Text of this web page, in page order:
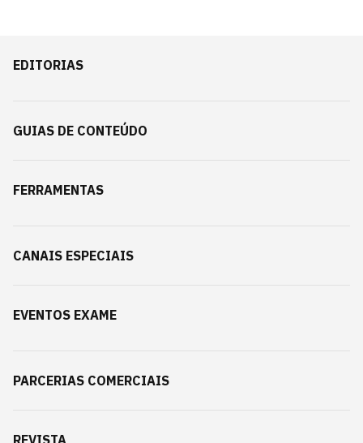
EDITORIAS
GUIAS DE CONTEÚDO
FERRAMENTAS
CANAIS ESPECIAIS
EVENTOS EXAME
PARCERIAS COMERCIAIS
REVISTA